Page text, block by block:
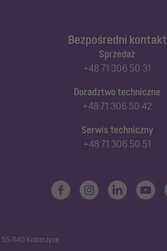
Bezpośredni kontakt
Sprzedaż
+48 71 306 50 31
Doradztwo techniczne
+48 71 306 50 42
Serwis techniczny
+48 71 306 50 51
55-040 Kobierzyce